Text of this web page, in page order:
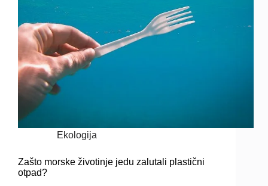
Ekologija
Zašto morske životinje jedu zalutali plastični
otpad?